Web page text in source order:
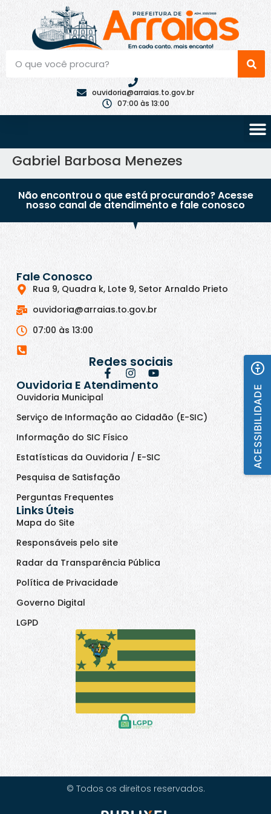
ouvidoria@arraias.to.gov.br
07:00 às 13:00
Gabriel Barbosa Menezes
Não encontrou o que está procurando? Acesse
nosso canal de atendimento e fale conosco
Fale Conosco
Rua 9, Quadra k, Lote 9, Setor Arnaldo Prieto
ouvidoria@arraias.to.gov.br
07:00 às 13:00
Redes sociais
Ouvidoria E Atendimento
Ouvidoria Municipal
Serviço de Informação ao Cidadão (E-SIC)
Informação do SIC Físico
Estatísticas da Ouvidoria / E-SIC
Pesquisa de Satisfação
Perguntas Frequentes
Links Úteis
Mapa do Site
Responsáveis pelo site
Radar da Transparência Pública
Política de Privacidade
Governo Digital
LGPD
© Todos os direitos reservados.
ACESSIBILIDADE